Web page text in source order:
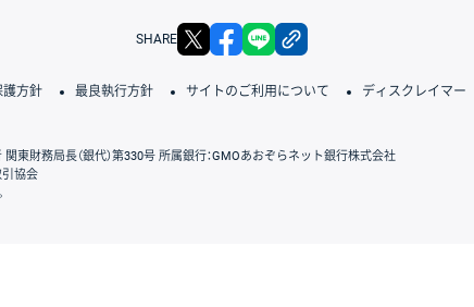
SHARE X facebook
護方針 最良執行方針 サイトのご利用について ディスクレイマー
東財務局長（銀代）第330号 所属銀行：GMOあおぞらネット銀行株式会社
引協会